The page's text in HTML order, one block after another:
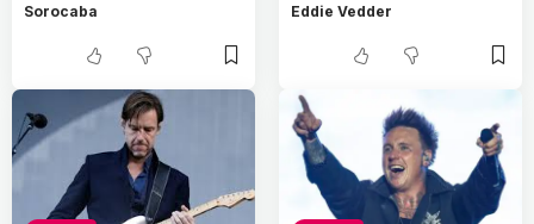
Sorocaba
Eddie Vedder